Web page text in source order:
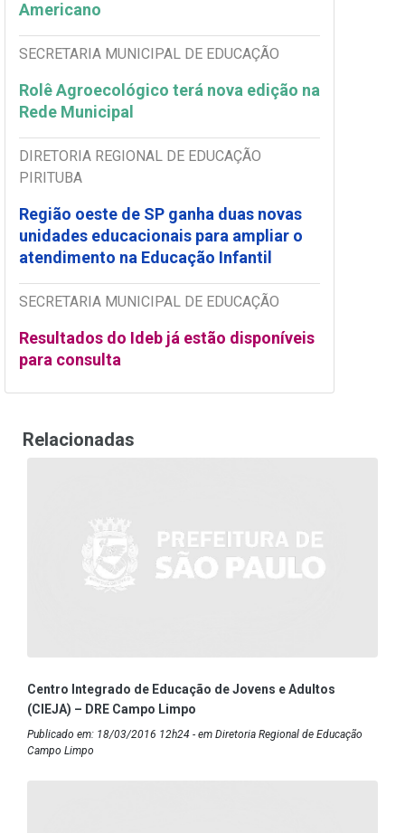
Americano
SECRETARIA MUNICIPAL DE EDUCAÇÃO
Rolê Agroecológico terá nova edição na
Rede Municipal
DIRETORIA REGIONAL DE EDUCAÇÃO
PIRITUBA
Região oeste de SP ganha duas novas
unidades educacionais para ampliar o
atendimento na Educação Infantil
SECRETARIA MUNICIPAL DE EDUCAÇÃO
Resultados do Ideb já estão disponíveis
para consulta
Relacionadas
Centro Integrado de Educação de Jovens e Adultos
(CIEJA) – DRE Campo Limpo
Publicado em: 18/03/2016 12h24 - em Diretoria Regional de Educação
Campo Limpo